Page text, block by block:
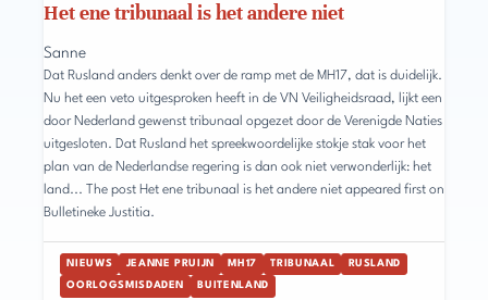
Het ene tribunaal is het andere niet
Sanne
Dat Rusland anders denkt over de ramp met de MH17, dat is duidelijk.
Nu het een veto uitgesproken heeft in de VN Veiligheidsraad, lijkt een
door Nederland gewenst tribunaal opgezet door de Verenigde Naties
uitgesloten. Dat Rusland het spreekwoordelijke stokje stak voor het
plan van de Nederlandse regering is dan ook niet verwonderlijk: het
land... The post Het ene tribunaal is het andere niet appeared first on
Bulletineke Justitia.
NIEUWS JEANNE PRUIJN MH17 TRIBUNAAL RUSLAND
OORLOGSMISDADEN BUITENLAND